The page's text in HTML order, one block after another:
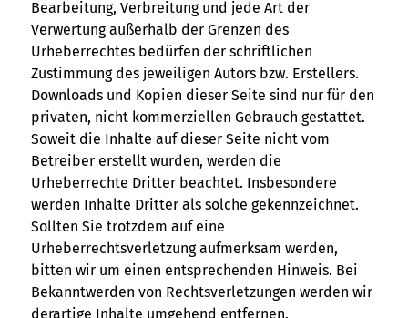
Bearbeitung, Verbreitung und jede Art der
Verwertung außerhalb der Grenzen des
Urheberrechtes bedürfen der schriftlichen
Zustimmung des jeweiligen Autors bzw. Erstellers.
Downloads und Kopien dieser Seite sind nur für den
privaten, nicht kommerziellen Gebrauch gestattet.
Soweit die Inhalte auf dieser Seite nicht vom
Betreiber erstellt wurden, werden die
Urheberrechte Dritter beachtet. Insbesondere
werden Inhalte Dritter als solche gekennzeichnet.
Sollten Sie trotzdem auf eine
Urheberrechtsverletzung aufmerksam werden,
bitten wir um einen entsprechenden Hinweis. Bei
Bekanntwerden von Rechtsverletzungen werden wir
derartige Inhalte umgehend entfernen.